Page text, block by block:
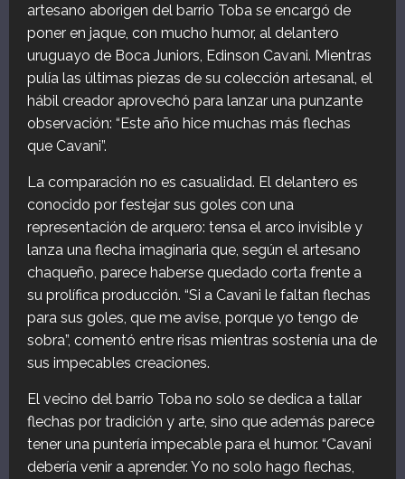
artesano aborigen del barrio Toba se encargó de
poner en jaque, con mucho humor, al delantero
uruguayo de Boca Juniors, Edinson Cavani. Mientras
pulía las últimas piezas de su colección artesanal, el
hábil creador aprovechó para lanzar una punzante
observación: “Este año hice muchas más flechas
que Cavani”.
La comparación no es casualidad. El delantero es
conocido por festejar sus goles con una
representación de arquero: tensa el arco invisible y
lanza una flecha imaginaria que, según el artesano
chaqueño, parece haberse quedado corta frente a
su prolífica producción. “Si a Cavani le faltan flechas
para sus goles, que me avise, porque yo tengo de
sobra”, comentó entre risas mientras sostenía una de
sus impecables creaciones.
El vecino del barrio Toba no solo se dedica a tallar
flechas por tradición y arte, sino que además parece
tener una puntería impecable para el humor. “Cavani
debería venir a aprender. Yo no solo hago flechas,